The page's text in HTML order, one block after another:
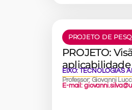
PROJETO DE
PROJETO:
EIXO:TECNOLOGIAS
Professor: Giovanni
E-mail: